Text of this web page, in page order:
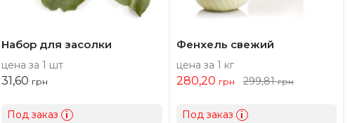
Набор для засолки
цена за 1 шт
31,60 грн
Под заказ i
Фенхель свежий
цена за 1 кг
280,20 грн 299,81грн
Под заказ i